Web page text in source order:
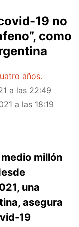
19 no
como
años.
a las 22:49
a las 18:19
millón
una
asegura
19